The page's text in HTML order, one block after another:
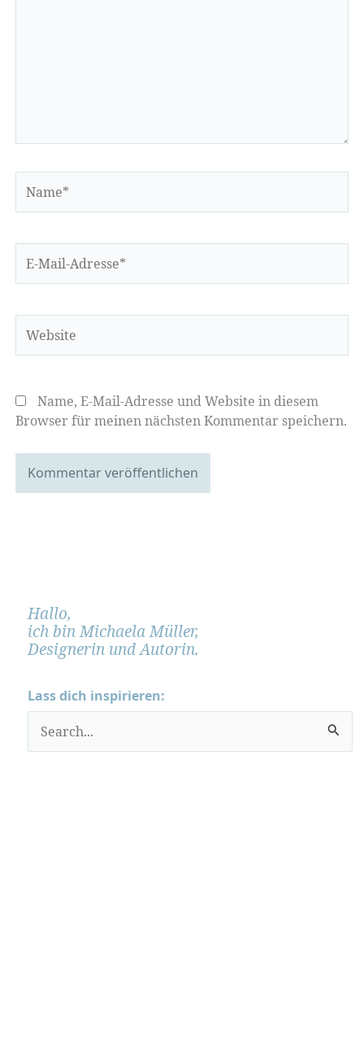
Mail-
Name, E-Mail-Adresse und Website in diesem
Browser für meinen nächsten Kommentar speichern.
Hallo,
ich bin Michaela Müller,
Designerin und Autorin.
Lass dich inspirieren:
u